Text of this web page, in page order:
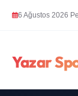
6 Ağustos 2026
Yazar